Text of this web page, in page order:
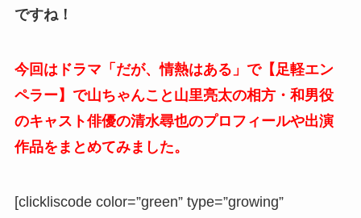
ですね！
今回はドラマ「だが、情熱はある」で【足軽エン
ペラー】で山ちゃんこと山里亮太の相方・和男役
のキャスト俳優の清水尋也のプロフィールや出演
作品をまとめてみました。
[clickliscode color=”green” type=”growing”